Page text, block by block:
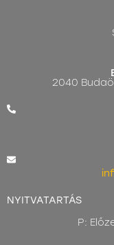
2040
NYITVATARTÁS
P: